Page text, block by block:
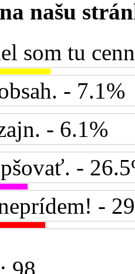
našu
som tu
- 7.1%
- 6.1%
-
-
: 98